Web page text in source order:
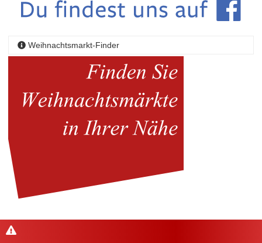
Weihnachtsmarkt-Finder